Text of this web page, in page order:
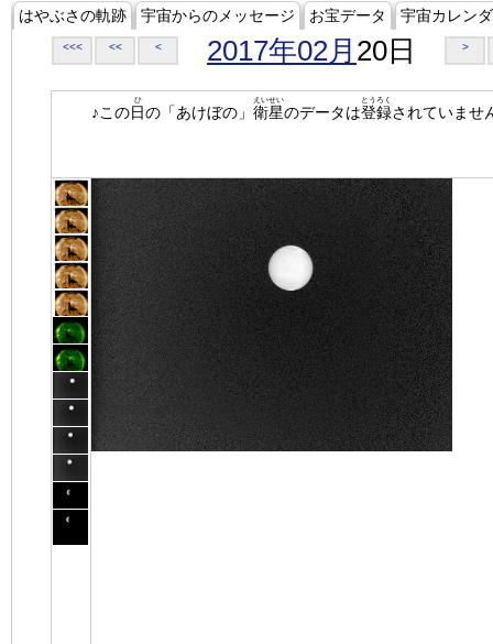
はやぶさの軌跡 宇宙からのメッセージ お宝データ 宇宙カレン
<<< << < 2017年02月 20日 >
♪この日
ひ
の「あけぼの」 衛星
えいせい
のデータは登録
とうろく
されていませ